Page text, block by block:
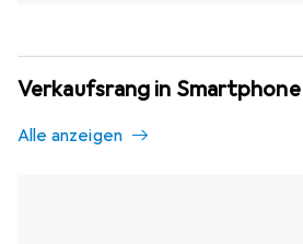
Verkaufsrang in
Alle anzeigen